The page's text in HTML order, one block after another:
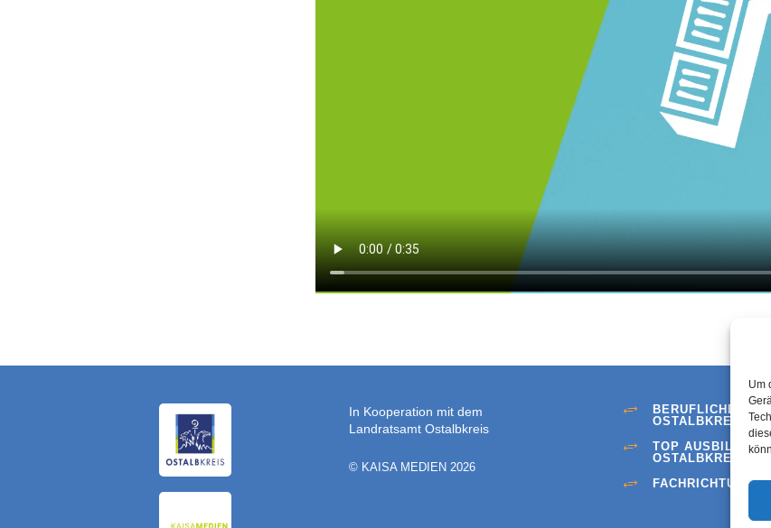
Um
In Kooperation mit dem
Landratsamt Ostalbkreis
© KAISA MEDIEN 2026
+
BERUFLICHE
OSTALBKREIS
+
TOP
OSTALBKREIS
+